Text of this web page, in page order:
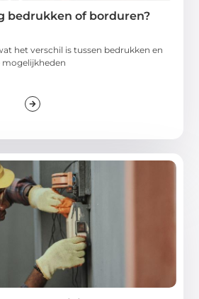
bedrukken of borduren?
het verschil is tussen bedrukken en
mogelijkheden